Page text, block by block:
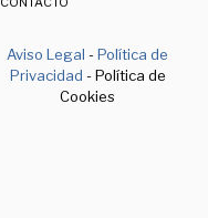
Aviso Legal -Política de
Privacidad - Política de
Cookies